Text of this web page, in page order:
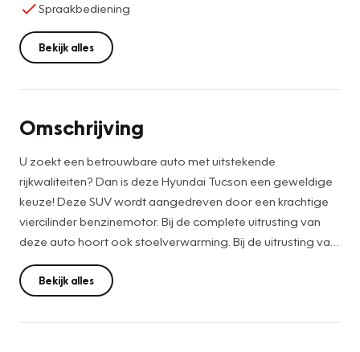
Spraakbediening
Bekijk alles
Omschrijving
U zoekt een betrouwbare auto met uitstekende
rijkwaliteiten? Dan is deze Hyundai Tucson een geweldige
keuze! Deze SUV wordt aangedreven door een krachtige
viercilinder benzinemotor. Bij de complete uitrusting van
deze auto hoort ook stoelverwarming. Bij de uitrusting van
deze auto horen onder meer 19 inch lichtmetalen velgen,
LED koplampen, donker getint glas achter, in delen
neerklapbare achterbank, LED-achterlichten en verstelbare
Bekijk alles